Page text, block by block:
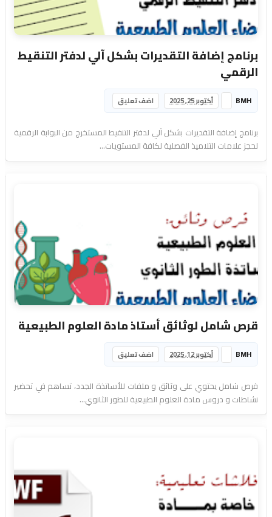
برنامج إضافة التقديرات بشكل آلي لدفتر التنقيط
الرقمي
BMH أكتوبر 25, 2025 اضف تعليق
برنامج إضافة التقديرات بشكل آلي لدفتر التنقيط المستخرج من البوابة الرقمية
لحجز علامات التلاميذ الفصلية لكافة المستويات...
قرص شامل لوثائق أستاذ مادة العلوم الطبيعية
BMH أكتوبر 12, 2025 اضف تعليق
قرص شامل يحتوي على وثائق و ملفات للأساتذة الجدد، تساهم في تحضير
نشاطات و دروس مادة العلوم الطبيعية للطور الثانوي...